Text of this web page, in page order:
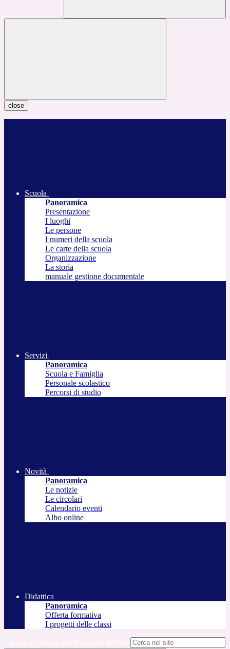
close
Scuola
Panoramica
Presentazione
I luoghi
Le persone
I numeri della scuola
Le carte della scuola
Organizzazione
La storia
manuale gestione documentale
Servizi
Panoramica
Scuola e Famiglia
Personale scolastico
Percorsi di studio
Novità
Panoramica
Le notizie
Le circolari
Calendario eventi
Albo online
Didattica
Panoramica
Offerta formativa
I progetti delle classi